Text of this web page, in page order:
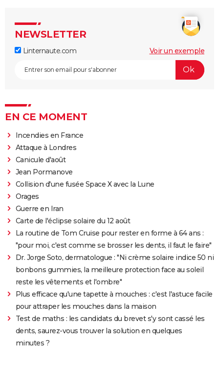
NEWSLETTER
Linternaute.com Voir un exemple
EN CE MOMENT
Incendies en France
Attaque à Londres
Canicule d'août
Jean Pormanove
Collision d'une fusée Space X avec la Lune
Orages
Guerre en Iran
Carte de l'éclipse solaire du 12 août
La routine de Tom Cruise pour rester en forme à 64 ans :
"pour moi, c'est comme se brosser les dents, il faut le faire"
Dr. Jorge Soto, dermatologue : "Ni crème solaire indice 50 ni
bonbons gummies, la meilleure protection face au soleil
reste les vêtements et l'ombre"
Plus efficace qu'une tapette à mouches : c'est l'astuce facile
pour attraper les mouches dans la maison
Test de maths : les candidats du brevet s'y sont cassé les
dents, saurez-vous trouver la solution en quelques
minutes ?